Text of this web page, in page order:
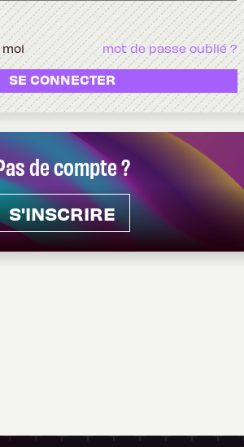
de compte ?
S'INSCRIRE
mot de passe oublié ?
SE CONNECTER